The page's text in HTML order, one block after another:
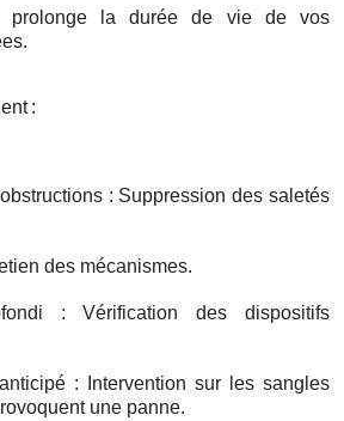
prolonge la durée de vie de vos
:
: Suppression des saletés
des mécanismes.
: Vérification des dispositifs
: Intervention sur les sangles
une panne.